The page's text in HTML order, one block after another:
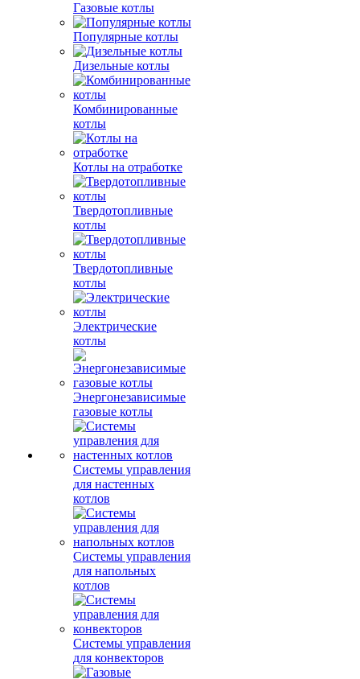
Газовые котлы
Популярные котлы
Дизельные котлы
Комбинированные
котлы
Котлы на отработке
Твердотопливные
котлы
Твердотопливные
котлы
Электрические
котлы
Энергонезависимые
газовые котлы
Системы управления
для настенных
котлов
Системы управления
для напольных
котлов
Системы управления
для конвекторов